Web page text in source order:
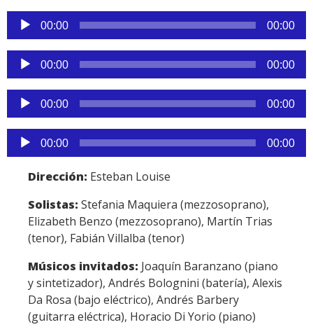
Reproductor
de
audio
00:00 00:00
Reproductor
de
audio
00:00 00:00
Reproductor
de
audio
00:00 00:00
Reproductor
de
audio
00:00 00:00
Dirección: Esteban Louise
Solistas: Stefania Maquiera (mezzosoprano),
Elizabeth Benzo (mezzosoprano), Martín Trias
(tenor), Fabián Villalba (tenor)
Músicos invitados: Joaquín Baranzano (piano
y sintetizador), Andrés Bolognini (batería), Alexis
Da Rosa (bajo eléctrico), Andrés Barbery
(guitarra eléctrica), Horacio Di Yorio (piano)